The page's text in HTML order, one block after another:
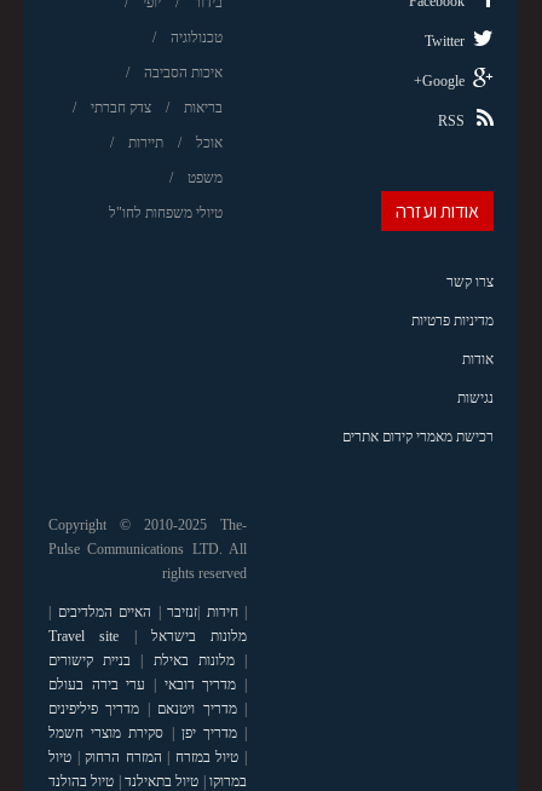
טכנולוגיה
איכות הסביבה
בריאות צדק חברתי
אוכל תיירות
משפט
טיולי משפחות לחו"ל
Twitter
Google+
RSS
אודות ועזרה
צרו קשר
מדיניות פרטיות
אודות
נגישות
רכישת מאמרי קידום אתרים
Copyright © 2010-2025 The-
Pulse Communications LTD. All
rights reserved
|חידות |זנזיבר | האיים המלדיבים |
מלונות בישראל |
Travel site
|מלונות באילת | בניית קישורים
| מדריך דובאי | ערי בירה בעולם
|מדריך ויטנאם | מדריך פיליפינים
|מדריך יפן | סקירת מוצרי חשמל
| טיול במזרח | המזרח הרחוק| טיול
במרוקו| טיול בתאילנד| טיול בהולנד